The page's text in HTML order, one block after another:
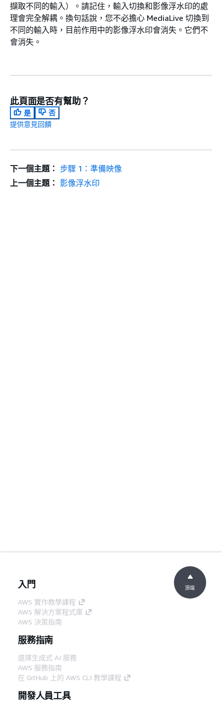
擷取不同的輸入）。請記住，輸入切換和影像浮水印的處
理會完全解耦。換句話說，您不必擔心 MediaLive 切換到
不同的輸入時，目前作用中的影像浮水印會消失。它們不
會消失。
此頁面是否有幫助？
是
否
提供意見回饋
下一個主題： 步驟 1：準備映像
上一個主題： 影像浮水印
入門
AWS 實作教學課程
AWS 解決方案程式庫
AWS 決策指南
服務指南
選擇生成式 AI 服務
AWS 服務指南
在 GitHub 上的 AWS CLI 教學課程
開發人員工具
頂端